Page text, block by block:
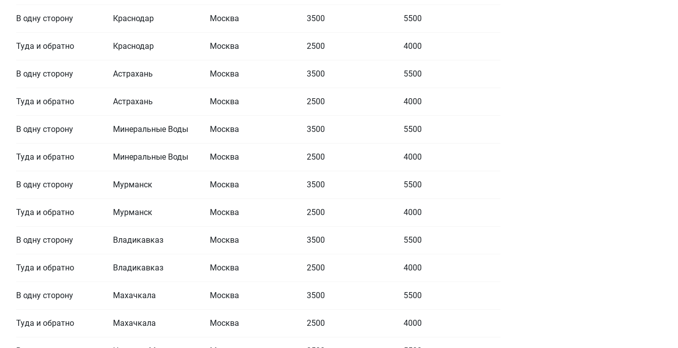
В одну сторону Краснодар Москва 3500 5500
Туда и обратно Краснодар Москва 2500 4000
В одну сторону Астрахань Москва 3500 5500
Туда и обратно Астрахань Москва 2500 4000
В одну сторону Минеральные Воды Москва 3500 5500
Туда и обратно Минеральные Воды Москва 2500 4000
В одну сторону Мурманск Москва 3500 5500
Туда и обратно Мурманск Москва 2500 4000
В одну сторону Владикавказ Москва 3500 5500
Туда и обратно Владикавказ Москва 2500 4000
В одну сторону Махачкала Москва 3500 5500
Туда и обратно Махачкала Москва 2500 4000